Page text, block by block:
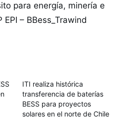
para energía, minería e
– BBess_Trawind
ITI realiza histórica
transferencia de baterías
BESS para proyectos
solares en el norte de Chile